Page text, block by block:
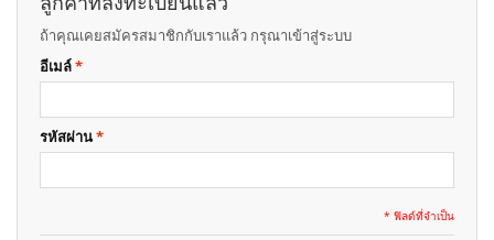
ถ้าคุณเคยสมัครสมาชิกกับเราแล้ว กรุณาเข้าสู่ระบบ
*
อีเมล์
*
รหัสผ่าน
* ฟิลด์ที่จำเป็น